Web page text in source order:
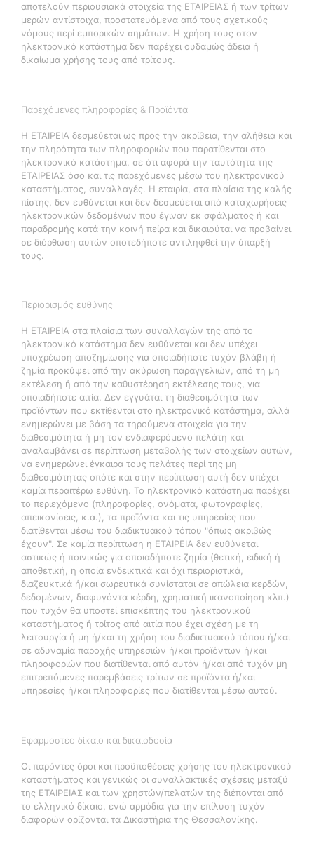
αποτελούν περιουσιακά στοιχεία της ΕΤΑΙΡΕΙΑΣ ή των τρίτων
μερών αντίστοιχα, προστατευόμενα από τους σχετικούς
νόμους περί εμπορικών σημάτων. Η χρήση τους στον
ηλεκτρονικό κατάστημα δεν παρέχει ουδαμώς άδεια ή
δικαίωμα χρήσης τους από τρίτους.
Παρεχόμενες πληροφορίες & Προϊόντα
H ΕΤΑΙΡΕΙΑ δεσμεύεται ως προς την ακρίβεια, την αλήθεια και
την πληρότητα των πληροφοριών που παρατίθενται στο
ηλεκτρονικό κατάστημα, σε ότι αφορά την ταυτότητα της
ΕΤΑΙΡΕΙΑΣ όσο και τις παρεχόμενες μέσω του ηλεκτρονικού
καταστήματος, συναλλαγές. Η εταιρία, στα πλαίσια της καλής
πίστης, δεν ευθύνεται και δεν δεσμεύεται από καταχωρήσεις
ηλεκτρονικών δεδομένων που έγιναν εκ σφάλματος ή και
παραδρομής κατά την κοινή πείρα και δικαιούται να προβαίνει
σε διόρθωση αυτών οποτεδήποτε αντιληφθεί την ύπαρξή
τους.
Περιορισμός ευθύνης
Η ΕΤΑΙΡΕΙΑ στα πλαίσια των συναλλαγών της από το
ηλεκτρονικό κατάστημα δεν ευθύνεται και δεν υπέχει
υποχρέωση αποζημίωσης για οποιαδήποτε τυχόν βλάβη ή
ζημία προκύψει από την ακύρωση παραγγελιών, από τη μη
εκτέλεση ή από την καθυστέρηση εκτέλεσης τους, για
οποιαδήποτε αιτία. Δεν εγγυάται τη διαθεσιμότητα των
προϊόντων που εκτίθενται στο ηλεκτρονικό κατάστημα, αλλά
ενημερώνει με βάση τα τηρούμενα στοιχεία για την
διαθεσιμότητα ή μη τον ενδιαφερόμενο πελάτη και
αναλαμβάνει σε περίπτωση μεταβολής των στοιχείων αυτών,
να ενημερώνει έγκαιρα τους πελάτες περί της μη
διαθεσιμότητας οπότε και στην περίπτωση αυτή δεν υπέχει
καμία περαιτέρω ευθύνη. Το ηλεκτρονικό κατάστημα παρέχει
το περιεχόμενο (πληροφορίες, ονόματα, φωτογραφίες,
απεικονίσεις, κ.α.), τα προϊόντα και τις υπηρεσίες που
διατίθενται μέσω του διαδικτυακού τόπου "όπως ακριβώς
έχουν". Σε καμία περίπτωση η ΕΤΑΙΡΕΙΑ δεν ευθύνεται
αστικώς ή ποινικώς για οποιαδήποτε ζημία (θετική, ειδική ή
αποθετική, η οποία ενδεικτικά και όχι περιοριστικά,
διαζευκτικά ή/και σωρευτικά συνίσταται σε απώλεια κερδών,
δεδομένων, διαφυγόντα κέρδη, χρηματική ικανοποίηση κλπ.)
που τυχόν θα υποστεί επισκέπτης του ηλεκτρονικού
καταστήματος ή τρίτος από αιτία που έχει σχέση με τη
λειτουργία ή μη ή/και τη χρήση του διαδικτυακού τόπου ή/και
σε αδυναμία παροχής υπηρεσιών ή/και προϊόντων ή/και
πληροφοριών που διατίθενται από αυτόν ή/και από τυχόν μη
επιτρεπόμενες παρεμβάσεις τρίτων σε προϊόντα ή/και
υπηρεσίες ή/και πληροφορίες που διατίθενται μέσω αυτού.
Εφαρμοστέο δίκαιο και δικαιοδοσία
Οι παρόντες όροι και προϋποθέσεις χρήσης του ηλεκτρονικού
καταστήματος και γενικώς οι συναλλακτικές σχέσεις μεταξύ
της ΕΤΑΙΡΕΙΑΣ και των χρηστών/πελατών της διέπονται από
το ελληνικό δίκαιο, ενώ αρμόδια για την επίλυση τυχόν
διαφορών ορίζονται τα Δικαστήρια της Θεσσαλονίκης.